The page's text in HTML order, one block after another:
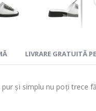
și simplu nu poți
LIVRARE GRATUITĂ